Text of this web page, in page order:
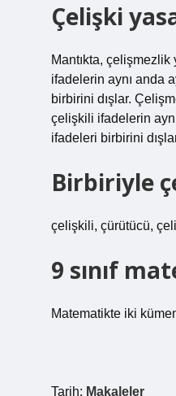
Çelişki
Mantıkta,
ifadelerin aynı anda
birbirini dışlar.
çelişkili ifadelerin
ifadeleri birbirini
Birbiriyle
çelişkili, çürütücü,
9 sınıf
Matematikte iki
Tarih: Makaleler